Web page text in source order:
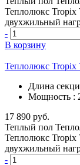
Теплолюкс
двухжильный
-
В корзину
Теплолюкс
Длина
Мощность :
17 890 руб.
Теплый пол
Теплолюкс
двухжильный
-